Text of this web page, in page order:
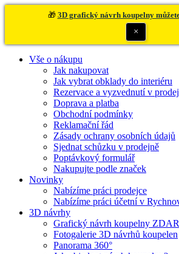
🎁 3D grafický návrh koupelny
×
Vše o nákupu
Jak nakupovat
Jak vybrat obklady do interiéru
Rezervace a vyzvednutí v
Doprava a platba
Obchodní podmínky
Reklamační řád
Zásady ochrany osobních údajů
Sjednat schůzku v prodejně
Poptávkový formulář
Nakupujte podle značek
Novinky
Nabízíme práci prodejce
Nabízíme práci účetní v
3D návrhy
Grafický návrh koupelny
Fotogalerie 3D návrhů koupelen
Panorama 360°